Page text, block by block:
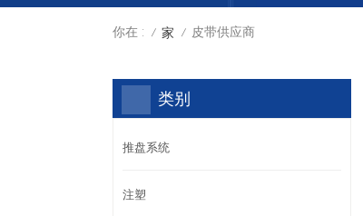
你在 : / 家 / 皮带供应商
类别
推盘系统
注塑